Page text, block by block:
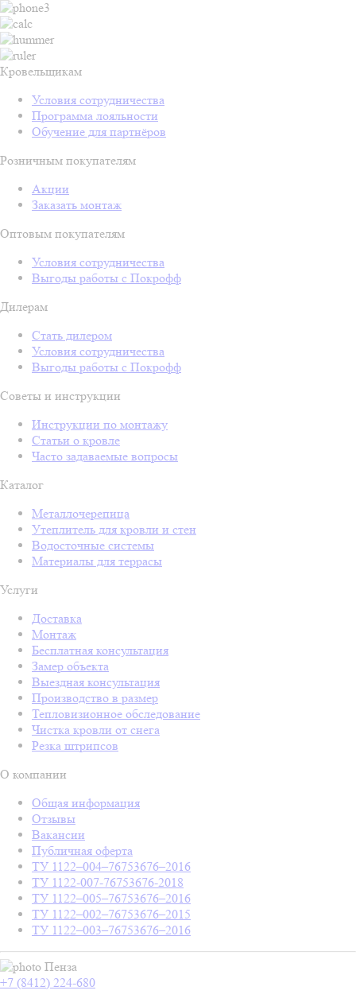
Кровельщикам
Условия сотрудничества
Программа лояльности
Обучение для партнёров
Розничным покупателям
Акции
Заказать монтаж
Оптовым покупателям
Условия сотрудничества
Выгоды работы с Покрофф
Дилерам
Стать дилером
Условия сотрудничества
Выгоды работы с Покрофф
Советы и инструкции
Инструкции по монтажу
Статьи о кровле
Часто задаваемые вопросы
Каталог
Металлочерепица
Утеплитель для кровли и стен
Водосточные системы
Материалы для террасы
Услуги
Доставка
Монтаж
Бесплатная консультация
Замер объекта
Выездная консультация
Производство в размер
Тепловизионное обследование
Чистка кровли от снега
Резка штрипсов
О компании
Общая информация
Отзывы
Вакансии
Публичная оферта
ТУ 1122–004–76753676–2016
ТУ 1122-007-76753676-2018
ТУ 1122–005–76753676–2016
ТУ 1122–002–76753676–2015
ТУ 1122–003–76753676–2016
Пенза
+7 (8412) 224-680